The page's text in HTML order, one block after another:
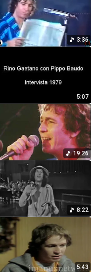
3:36
5:07
19:26
8:22
5:43